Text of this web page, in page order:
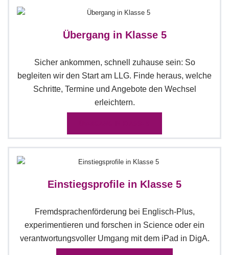
Übergang in Klasse 5
Sicher ankommen, schnell zuhause sein: So
begleiten wir den Start am LLG. Finde heraus, welche
Schritte, Termine und Angebote den Wechsel
erleichtern.
Einstiegsprofile in Klasse 5
Fremdsprachenförderung bei Englisch-Plus,
experimentieren und forschen in Science oder ein
verantwortungsvoller Umgang mit dem iPad in DigA.